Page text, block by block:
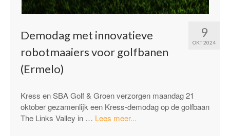
9
OKT 2024
Demodag met innovatieve
robotmaaiers voor golfbanen
(Ermelo)
Kress en SBA Golf & Groen verzorgen maandag 21
oktober gezamenlijk een Kress-demodag op de golfbaan
The Links Valley in … Lees meer...